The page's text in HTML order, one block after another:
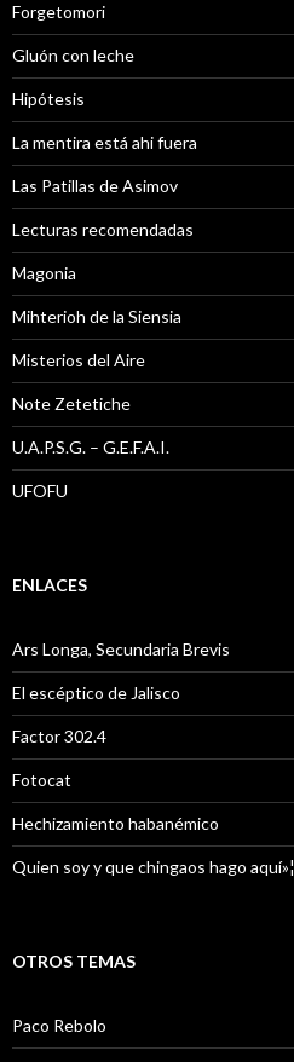
Forgetomori
Gluón con leche
Hipótesis
La mentira está ahi fuera
Las Patillas de Asimov
Lecturas recomendadas
Magonia
Mihterioh de la Siensia
Misterios del Aire
Note Zetetiche
U.A.P.S.G. – G.E.F.A.I.
UFOFU
ENLACES
Ars Longa, Secundaria Brevis
El escéptico de Jalisco
Factor 302.4
Fotocat
Hechizamiento habanémico
Quien soy y que chingaos hago aquí»¦
OTROS TEMAS
Paco Rebolo